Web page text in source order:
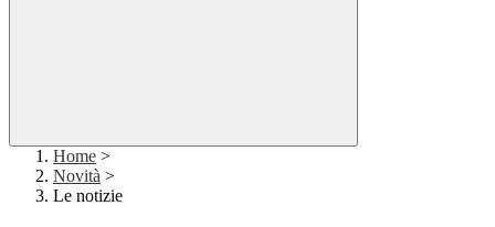
Home >
Novità >
Le notizie